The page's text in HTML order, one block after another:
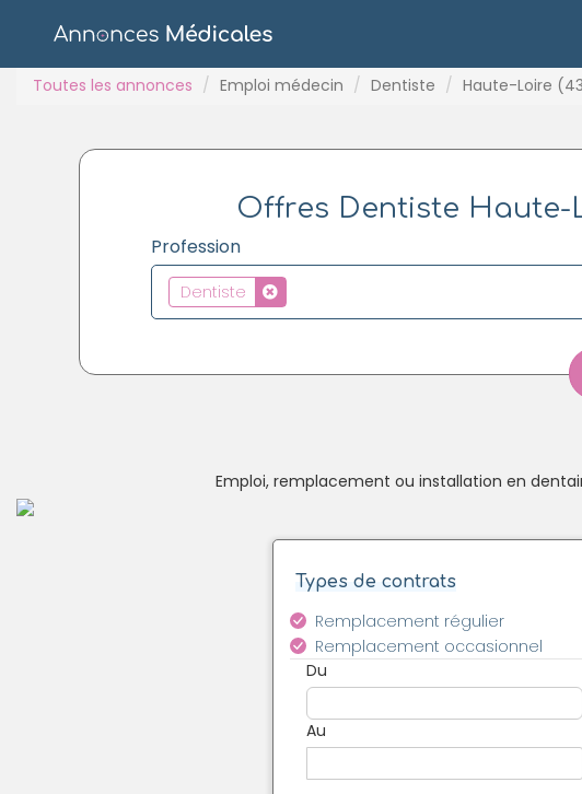
Toutes les annonces Emploi médecin Dentiste Haute-Loire
Offres Dentiste Haute-
Profession
Dentiste
Emploi, remplacement ou installation en
Types de contrats
Remplacement régulier
Remplacement occasionnel
Du
Au